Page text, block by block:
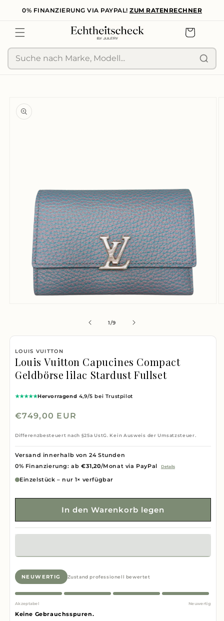
zum
0% FINANZIERUNG VIA PAYPAL! ZUM RATENRECHNER
Warenkorb
Suche
öffnen
1/von
9
LOUIS VUITTON
Louis Vuitton Capucines Compact
Geldbörse lilac Stardust Fullset
★★★★★Hervorragend 4,9/5 bei Trustpilot
Normaler
€749,00 EUR
Differenzbesteuert nach §25a UstG. Kein Ausweis der Umsatzsteuer.
Versand innerhalb von 24 Stunden
0% Finanzierung: ab €31,20/Monat via PayPal Details
Einzelstück – nur 1× verfügbar
In den Warenkorb legen
NEUWERTIG Zustand professionell bewertet
Akzeptabel Neuwertig
Keine Gebrauchsspuren.